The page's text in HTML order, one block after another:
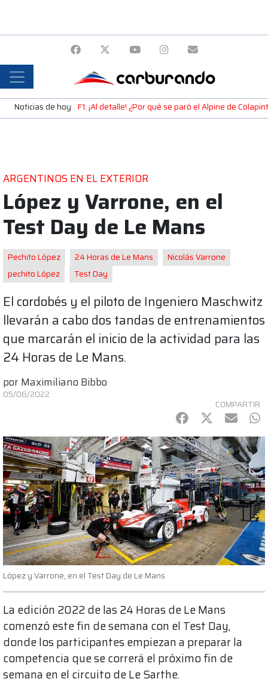
Noticias de hoy F1: ¡Al detalle! ¿Por qué se paró el Alpine de
ARGENTINOS EN EL EXTERIOR
López y Varrone, en el
Test Day de Le Mans
Pechito López 24 Horas de Le Mans
Nicolás Varrone
pechito López
Test Day
El cordobés y el piloto de Ingeniero Maschwitz
llevarán a cabo dos tandas de entrenamientos
que marcarán el inicio de la actividad para las
24 Horas de Le Mans.
por Maximiliano Bibbo
05/06/2022
COMPARTIR
Facebook
Twitter
mail
López y Varrone, en el Test Day de Le Mans
La edición 2022 de las 24 Horas de Le Mans
comenzó este fin de semana con el Test Day,
donde los participantes empiezan a preparar la
competencia que se correrá el próximo fin de
semana en el circuito de Le Sarthe.